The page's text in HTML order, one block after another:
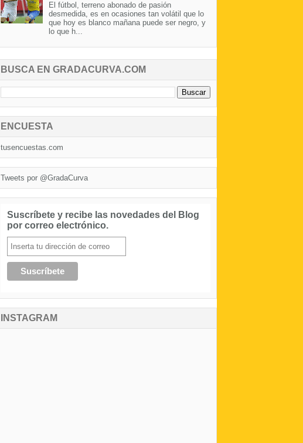
El fútbol, terreno abonado de pasión
desmedida, es en ocasiones tan volátil que lo
que hoy es blanco mañana puede ser negro, y
lo que h...
BUSCA EN GRADACURVA.COM
ENCUESTA
tusencuestas.com
Tweets por @GradaCurva
Suscríbete y recibe las novedades del Blog
por correo electrónico.
INSTAGRAM